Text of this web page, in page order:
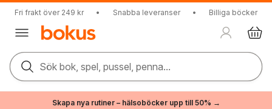
Fri frakt över 249 kr • Snabba leveranser • Billiga böcker
Sök bok, spel, pussel, penna...
Skapa nya rutiner – hälsoböcker upp till 50% →